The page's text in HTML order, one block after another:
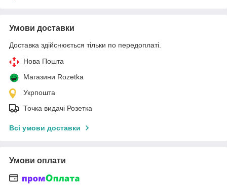
Умови доставки
Доставка здійснюється тільки по передоплаті.
Нова Пошта
Магазини Rozetka
Укрпошта
Точка видачі Розетка
Всі умови доставки
Умови оплати